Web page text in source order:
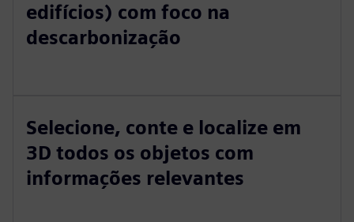
edifícios) com foco na
descarbonização
Selecione, conte e localize em
3D todos os objetos com
informações relevantes